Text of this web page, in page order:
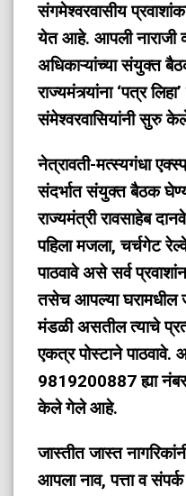
संगमेश्वरवासीय
येत आहे. आपली
अधिकाऱ्यांच्या संयुक्त
राज्यमंत्र्यांना ‘पत्र
संमेश्वरवासियांनी सुरु
नेत्रावती-मत्स्यगंधा
संदर्भात संयुक्त बैठक
राज्यमंत्री रावसाहेब
पहिला मजला, चर्चगेट
पाठवावे असे सर्व
तसेच आपल्या घरामधील
मंडळी असतील त्याचे
एकत्र पोस्टाने पाठवावे.
9819200887 ह्या
केले गेले आहे.
जास्तीत जास्त
आपला नाव, पत्ता व